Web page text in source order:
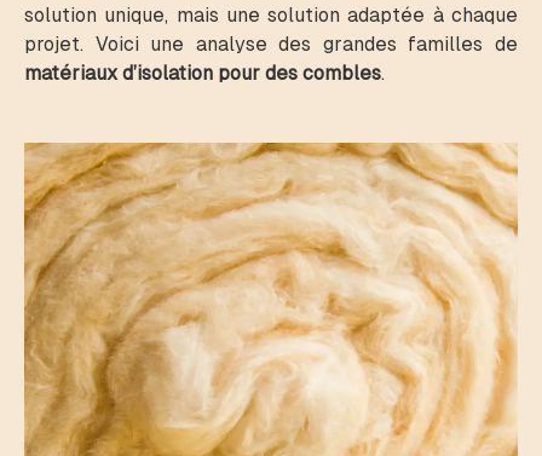
solution unique, mais une solution adaptée à chaque
projet. Voici une analyse des grandes familles de
matériaux d’isolation pour des combles.